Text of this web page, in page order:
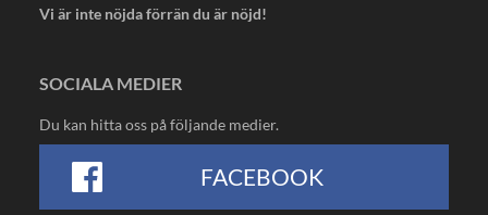
Vi är inte nöjda förrän du är nöjd!
SOCIALA MEDIER
Du kan hitta oss på följande medier.
FACEBOOK